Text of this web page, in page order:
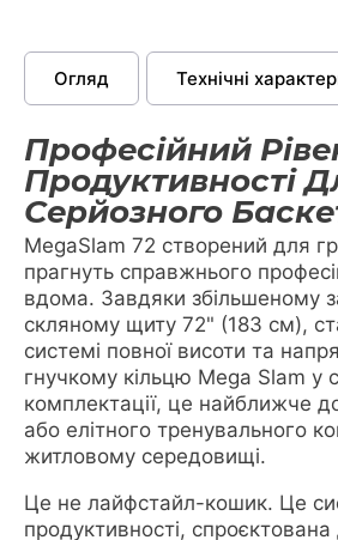
Огляд Технічні
Професійний
Продуктивності
Серйозного
MegaSlam 72 створений для
прагнуть справжнього
вдома. Завдяки збільшеному
скляному щиту 72" (183 см),
системі повної висоти та
гнучкому кільцю Mega Slam у
комплектації, це найближче
або елітного тренувального
житловому середовищі.
Це не лайфстайл-кошик. Це
продуктивності,